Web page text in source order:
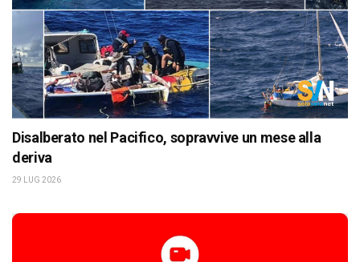
Disalberato nel Pacifico, sopravvive un mese alla
deriva
29 LUG 2026